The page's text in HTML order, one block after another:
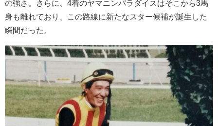
の強さ。さらに、4着のヤマニンパラダイスはそこから3馬
身も離れており、この路線に新たなスター候補が誕生した
瞬間だった。